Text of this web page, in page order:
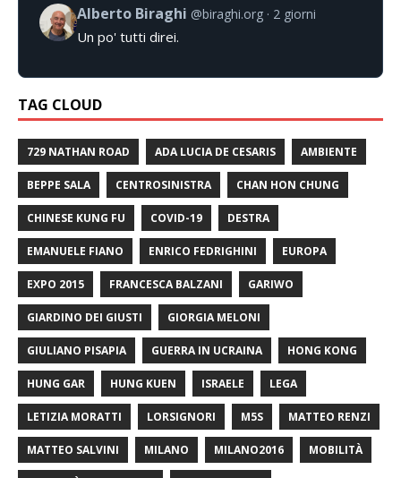
Alberto Biraghi @biraghi.org 2 giorni
Un po' tutti direi.
TAG CLOUD
729 NATHAN ROAD ADA LUCIA DE CESARIS AMBIENTE
BEPPE SALA CENTROSINISTRA CHAN HON CHUNG
CHINESE KUNG FU COVID-19 DESTRA
EMANUELE FIANO ENRICO FEDRIGHINI EUROPA
EXPO 2015 FRANCESCA BALZANI GARIWO
GIARDINO DEI GIUSTI GIORGIA MELONI
GIULIANO PISAPIA GUERRA IN UCRAINA HONG KONG
HUNG GAR HUNG KUEN ISRAELE LEGA
LETIZIA MORATTI LORSIGNORI M5S MATTEO RENZI
MATTEO SALVINI MILANO MILANO2016 MOBILITÀ